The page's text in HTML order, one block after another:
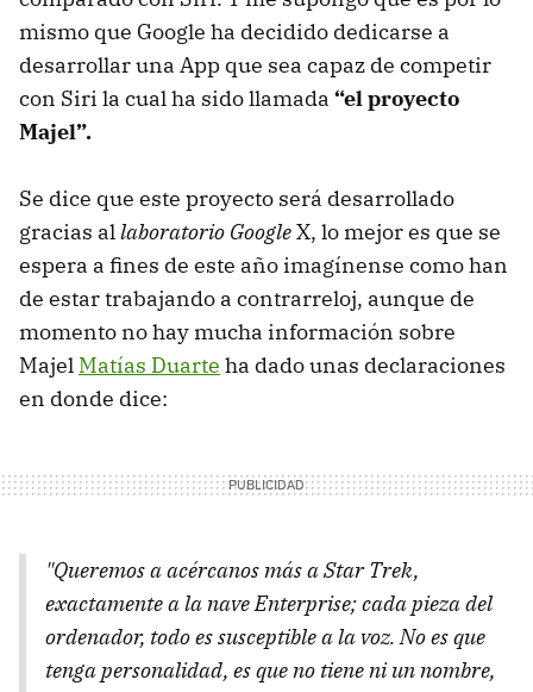
mismo que Google ha decidido dedicarse a
desarrollar una App que sea capaz de competir
con Siri la cual ha sido llamada “el proyecto
Majel”.
Se dice que este proyecto será desarrollado
gracias allaboratorio GoogleX, lo mejor es que se
espera a fines de este año imagínense como han
de estar trabajando a contrarreloj, aunque de
momento no hay mucha información sobre
Majel Matías Duarte ha dado unas declaraciones
en donde dice:
"Queremos a acércanos más a Star Trek,
exactamente a la nave Enterprise; cada pieza del
ordenador, todo es susceptible a la voz. No es que
tenga personalidad, es que no tiene ni un nombre,